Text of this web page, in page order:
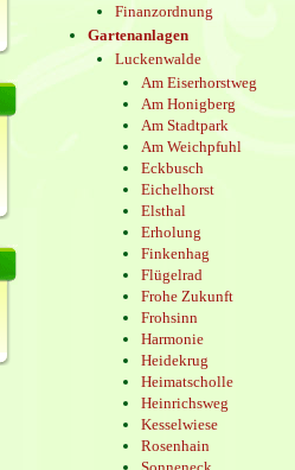
Finanzordnung
Gartenanlagen
Luckenwalde
Am Eiserhorstweg
Am Honigberg
Am Stadtpark
Am Weichpfuhl
Eckbusch
Eichelhorst
Elsthal
Erholung
Finkenhag
Flügelrad
Frohe Zukunft
Frohsinn
Harmonie
Heidekrug
Heimatscholle
Heinrichsweg
Kesselwiese
Rosenhain